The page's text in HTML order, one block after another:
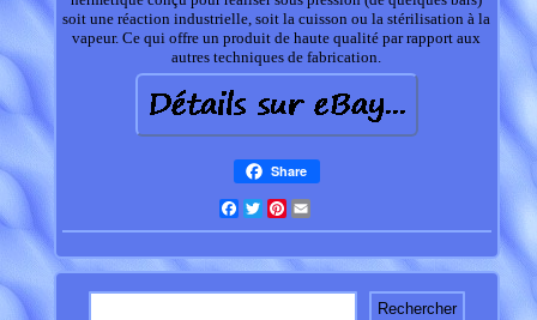
soit une réaction industrielle, soit la cuisson ou la stérilisation à la
vapeur. Ce qui offre un produit de haute qualité par rapport aux
autres techniques de fabrication.
Share
Facebook
TwitterPinterest